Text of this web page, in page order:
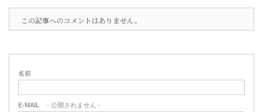
この記事へのコメントはありません。
名前
E-MAIL - 公開されません -